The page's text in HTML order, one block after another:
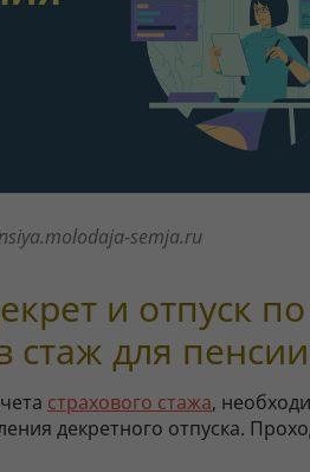
semja.ru
и отпуск по
стаж для пенсии
страхового стажа,
декретного отпуска.